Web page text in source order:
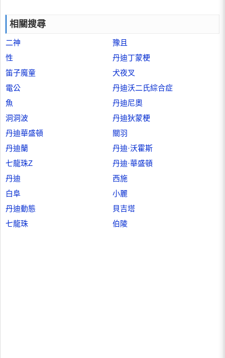
相關搜尋
二神
豫且
性
丹迪丁蒙梗
笛子魔童
犬夜叉
電公
丹迪沃二氏綜合症
魚
丹迪尼奧
洞洞波
丹迪狄蒙梗
丹迪華盛頓
關羽
丹迪蘭
丹迪·沃霍斯
七龍珠Z
丹迪·華盛頓
丹迪
西施
白阜
小麗
丹迪動態
貝吉塔
七龍珠
伯陵